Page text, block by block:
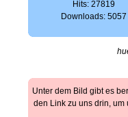
Hits: 27819
Downloads: 5057
Unter dem Bild gibt es
den Link zu uns drin,